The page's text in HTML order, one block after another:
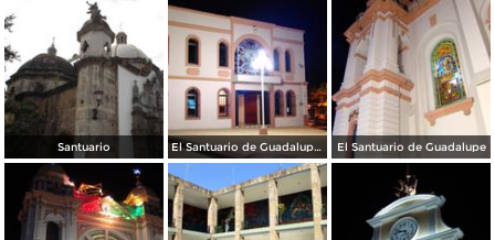
Santuario El Santuario de Guadalupe (vista posterior) El Santuario de Guadalupe